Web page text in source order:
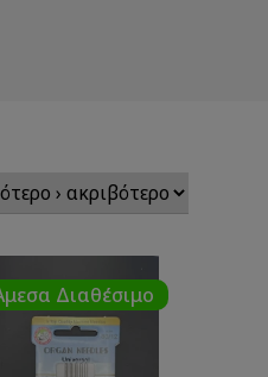
Διαθέσιμο